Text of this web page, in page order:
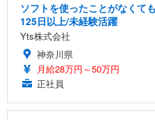
ソフトを使ったことがなくて
125日以上/未経験活躍
Yts株式会社
神奈川県
月給28万円～50万円
正社員